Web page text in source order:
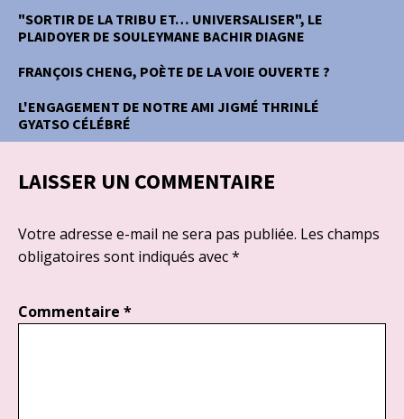
"SORTIR DE LA TRIBU ET… UNIVERSALISER", LE
PLAIDOYER DE SOULEYMANE BACHIR DIAGNE
FRANÇOIS CHENG, POÈTE DE LA VOIE OUVERTE ?
L'ENGAGEMENT DE NOTRE AMI JIGMÉ THRINLÉ
GYATSO CÉLÉBRÉ
LAISSER UN COMMENTAIRE
Votre adresse e-mail ne sera pas publiée. Les champs
obligatoires sont indiqués avec*
Commentaire *